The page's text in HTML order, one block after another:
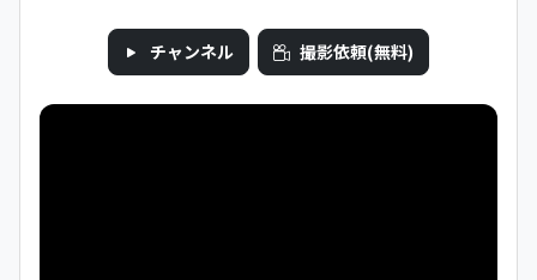
チャンネル 撮影依頼(無料)